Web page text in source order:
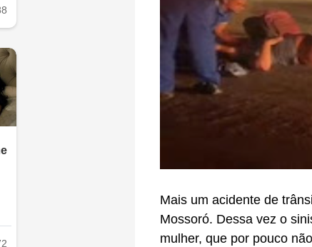
Mais um acidente de
Mossoró. Dessa vez o
mulher, que por pouco